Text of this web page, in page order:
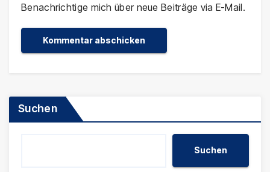
Benachrichtige mich über neue Beiträge via E-Mail.
Suchen
Suchen